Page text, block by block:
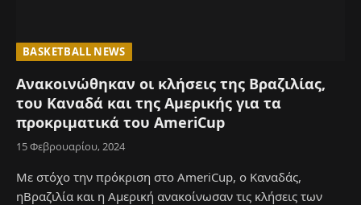
BASKETBALL NEWS
Ανακοινώθηκαν οι κλήσεις της Βραζιλίας,
του Καναδά και της Αμερικής για τα
προκριματικά του AmeriCup
15 Φεβρουαρίου, 2024
Με στόχο την πρόκριση στο AmeriCup, ο Καναδάς,
ηΒραζιλία και η Αμερική ανακοίνωσαν τις κλήσεις των